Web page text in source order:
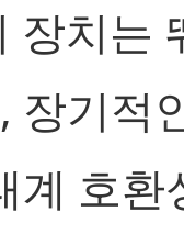
장치는
장기적
계 호환